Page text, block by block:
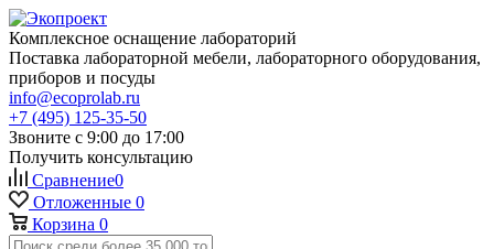
Комплексное оснащение лабораторий
Поставка лабораторной мебели, лабораторного оборудования,
приборов и посуды
info@ecoprolab.ru
+7 (495) 125-35-50
Звоните с 9:00 до 17:00
Получить консультацию
Сравнение0
Отложенные 0
Корзина 0